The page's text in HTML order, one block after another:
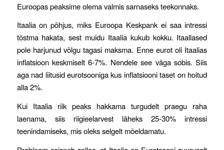
Euroopas peaksime olema valmis sarnaseks teekonnaks.
Itaalia on põhjus, miks Euroopa Keskpank ei saa intressi
tõstma hakata, sest muidu Itaalia kukub kokku. Itaallased
pole harjunud võlgu tagasi maksma. Enne eurot oli Itaalias
inflatsioon keskmiselt 6-7%. Nendele see väga sobis. Siis
aga nad liitusid eurotsooniga kus inflatsiooni taset on hoitud
alla 2%.
Kui Itaalia riik peaks hakkama turgudelt praegu raha
laenama, siis riigieelarvest läheks 25-30% intressi
teenindamiseks, mis oleks selgelt mõeldamatu.